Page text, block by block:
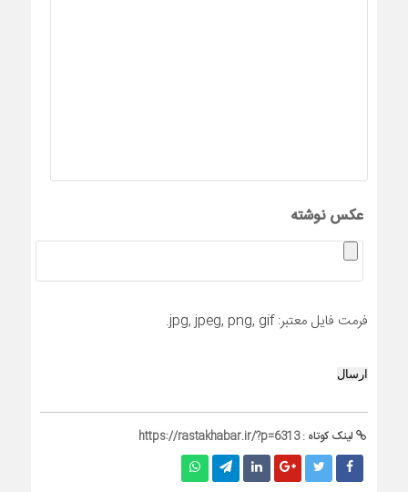
عکس نوشته
فرمت فایل معتبر: jpg, jpeg, png, gif.
ارسال
لینک کوتاه :https://rastakhabar.ir/?p=6313